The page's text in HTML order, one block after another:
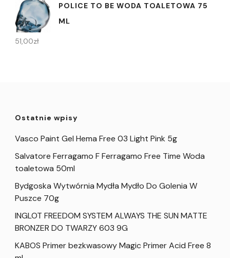
POLICE TO BE WODA TOALETOWA 75
ML
51,00zł
Ostatnie wpisy
Vasco Paint Gel Hema Free 03 Light Pink 5g
Salvatore Ferragamo F Ferragamo Free Time Woda
toaletowa 50ml
Bydgoska Wytwórnia Mydła Mydło Do Golenia W
Puszce 70g
INGLOT FREEDOM SYSTEM ALWAYS THE SUN MATTE
BRONZER DO TWARZY 603 9G
KABOS Primer bezkwasowy Magic Primer Acid Free 8